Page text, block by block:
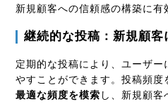
新規顧客への信頼感の構築に有
継続的な投稿：新規顧客
定期的な投稿により、ユーザ
やすことができます。投稿頻度
最適な頻度を模索 し、新規顧客